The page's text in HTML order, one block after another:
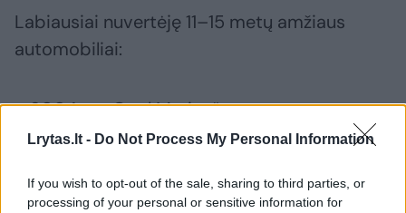
Lrytas.lt - Do Not Process My Personal Information
If you wish to opt-out of the sale, sharing to third parties, or
processing of your personal or sensitive information for
Labiausiai nuvertėję 11–15 metų amžiaus
automobiliai:
● 2004 m. „Opel Meriva“